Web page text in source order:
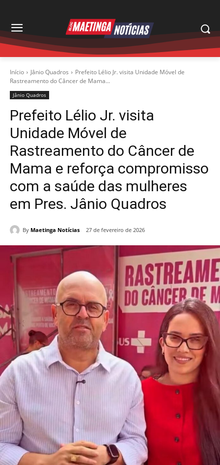
Início Jânio Quadros
Prefeito Lélio Jr. visita Unidade Móvel de
Rastreamento do Câncer de Mama...
Jânio Quadros
Prefeito Lélio Jr. visita
Unidade Móvel de
Rastreamento do Câncer de
Mama e reforça compromisso
com a saúde das mulheres
em Pres. Jânio Quadros
By Maetinga Notícias 27 de fevereiro de 2026